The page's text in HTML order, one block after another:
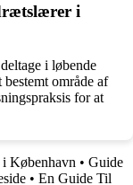
i
i løbende
område af
for at
København • Guide
• En Guide Til